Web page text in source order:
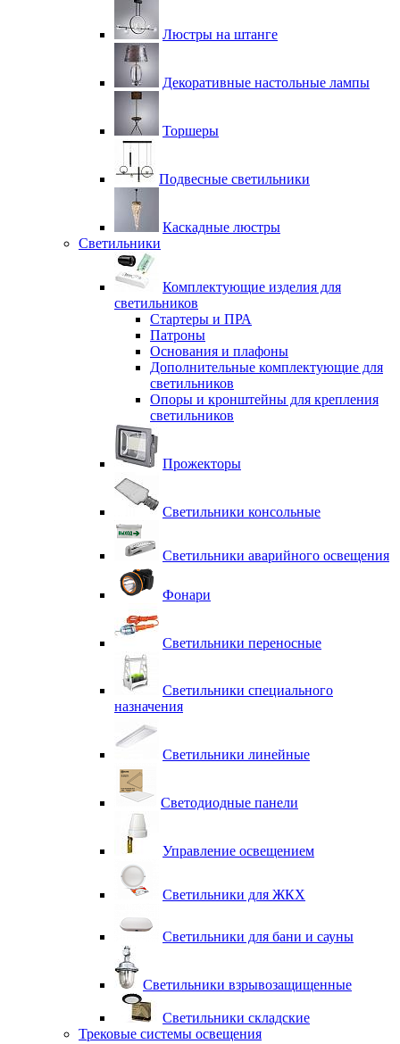
Люстры на штанге
Декоративные настольные лампы
Торшеры
Подвесные светильники
Каскадные люстры
Светильники
Комплектующие изделия для
светильников
Стартеры и ПРА
Патроны
Основания и плафоны
Дополнительные комплектующие для
светильников
Опоры и кронштейны для крепления
светильников
Прожекторы
Светильники консольные
Светильники аварийного освещения
Фонари
Светильники переносные
Светильники специального
назначения
Светильники линейные
Светодиодные панели
Управление освещением
Светильники для ЖКХ
Светильники для бани и сауны
Светильники взрывозащищенные
Светильники складские
Трековые системы освещения